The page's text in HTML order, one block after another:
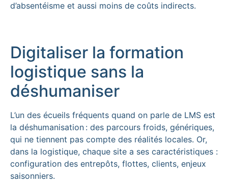
d’absentéisme et aussi moins de coûts indirects.
Digitaliser la formation
logistique sans la
déshumaniser
L’un des écueils fréquents quand on parle de LMS est
la déshumanisation : des parcours froids, génériques,
qui ne tiennent pas compte des réalités locales. Or,
dans la logistique, chaque site a ses caractéristiques :
configuration des entrepôts, flottes, clients, enjeux
saisonniers.